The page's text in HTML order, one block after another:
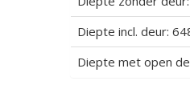
Diepte incl. deur:
Diepte met open